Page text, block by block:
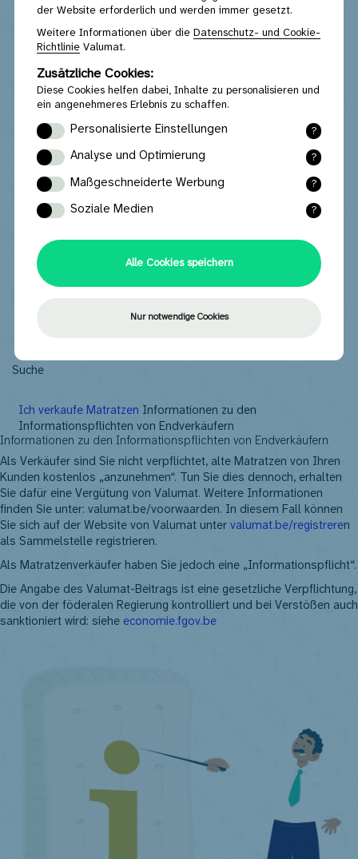
Ich verkaufe Matratzen Informationen zu den
Informationspflichten von Endverkäufern
Informationen zu den Informationspflichten von Endverkäufern
Als Verkäufer sind Sie nicht verpflichtet, alte Matratzen von Ihren
Kunden kostenlos „anzunehmen“. Tun Sie dies dennoch, erhalten
Sie dafür eine Vergütung von Valumat. Weitere Informationen
finden Sie unter: valumat.be/voorwaarden. In diesem Fall können
Sie sich auf der Website von Valumat unter valumat.be/registreren
als Sammelstelle registrieren.
Als Matratzenverkäufer haben Sie jedoch eine „Informationspflicht“.
Die Angabe des Valumat-Beitrags ist eine gesetzliche Verpflichtung,
die von der föderalen Regierung kontrolliert und bei Verstößen auch
sanktioniert wird: siehe economie.fgov.be
der Website erforderlich und werden immer gesetzt.
Weitere Informationen über die Datenschutz- und Cookie-
RichtlinieValumat.
Zusätzliche Cookies:
Diese Cookies helfen dabei, Inhalte zu personalisieren und
ein angenehmeres Erlebnis zu schaffen.
?
Personalisierte Einstellungen
Ihnen ausgewählten und eingegebenen
?
Analyse und Optimierung
Daten, mit denen die Website nach der
?
Maßgeschneiderte Werbung
Werbung basierend auf Ihrem Surfverhalten.
?
Soziale Medien
optimale Interaktion mit sozialen Medien wie
Nur notwendige Cookies
Alle Cookies speichern